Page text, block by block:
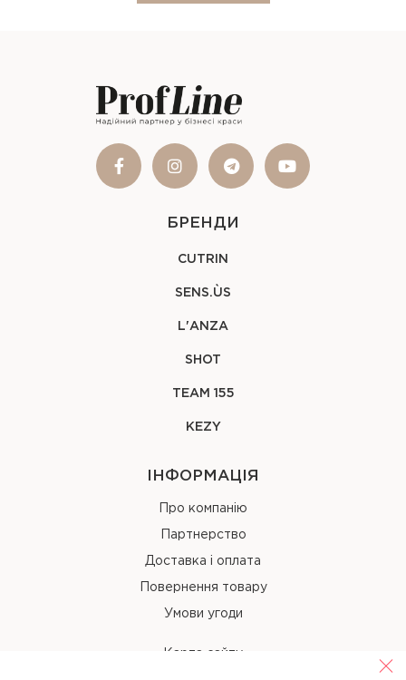
БРЕНДИ
CUTRIN
SENS.ÙS
L'ANZA
SHOT
TEAM 155
KEZY
ІНФОРМАЦІЯ
Про компанію
Партнерство
Доставка і оплата
Повернення товару
Умови угоди
Карта сайту